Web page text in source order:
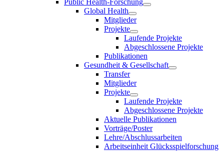
Global Health
Mitglieder
Projekte
Laufende Projekte
Abgeschlossene Projekte
Publikationen
Gesundheit & Gesellschaft
Transfer
Mitglieder
Projekte
Laufende Projekte
Abgeschlossene Projekte
Aktuelle Publikationen
Vorträge/Poster
Lehre/Abschlussarbeiten
Arbeitseinheit Glücksspielforschung